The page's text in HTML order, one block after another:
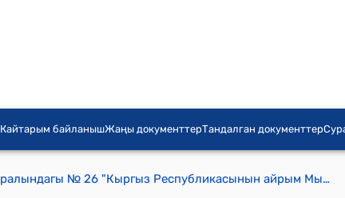
Кайтарым байланышЖаңы документтерТандалган документтер
КР 2013-жылдын 20-февралындагы № 26 "Кыргыз Республикасынын айрым Мыйзам актыларына өзгөртүүлөрдү жана толуктоо киргизүү жөнүндө" Мыйзамы